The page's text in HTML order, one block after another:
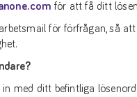
för att få ditt
för förfrågan, så
in med ditt befintliga